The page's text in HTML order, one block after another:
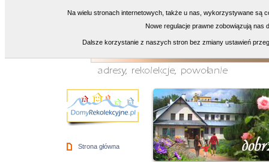
Strona główna
Na wielu stronach internetowych, także u nas, wykorzystywane są
Nowe regulacje prawne zobowiązują nas
Dalsze korzystanie z naszych stron bez zmiany ustawień